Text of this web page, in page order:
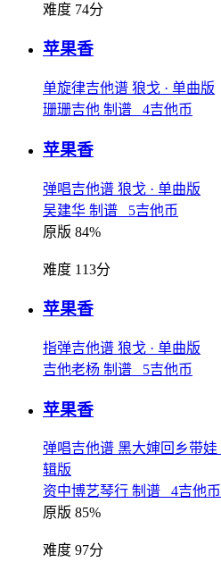
难度 74分
苹果香
单旋律吉他谱 狼戈 · 单曲版
珊珊吉他 制谱 4吉他币
苹果香
弹唱吉他谱 狼戈 · 单曲版
吴建华 制谱 5吉他币
原版 84%
难度 113分
苹果香
指弹吉他谱 狼戈 · 单曲版
吉他老杨 制谱 5吉他币
苹果香
弹唱吉他谱 黑大婶回乡带娃
辑版
资中博艺琴行 制谱 4吉他币
原版 85%
难度 97分